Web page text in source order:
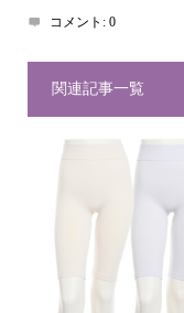
コメント: 0
関連記事一覧